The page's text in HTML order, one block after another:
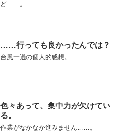
ど……。
……行っても良かったんでは？
台風一過の個人的感想。
色々あって、集中力が欠けてい
る。
作業がなかなか進みません……。